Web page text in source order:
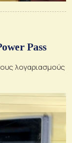
Pass
λογαριασμούς